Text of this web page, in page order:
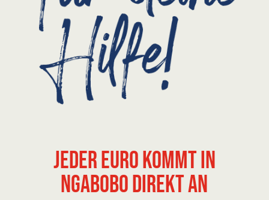
Jeder Euro kommt in
Ngabobo direkt an